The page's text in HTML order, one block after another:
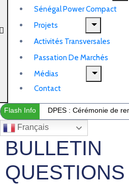
Sénégal Power Compact
Projets
Activités Transversales
Passation De Marchés
Médias
Contact
Flash Info DPES : Cérémonie de
Français
BULLETIN